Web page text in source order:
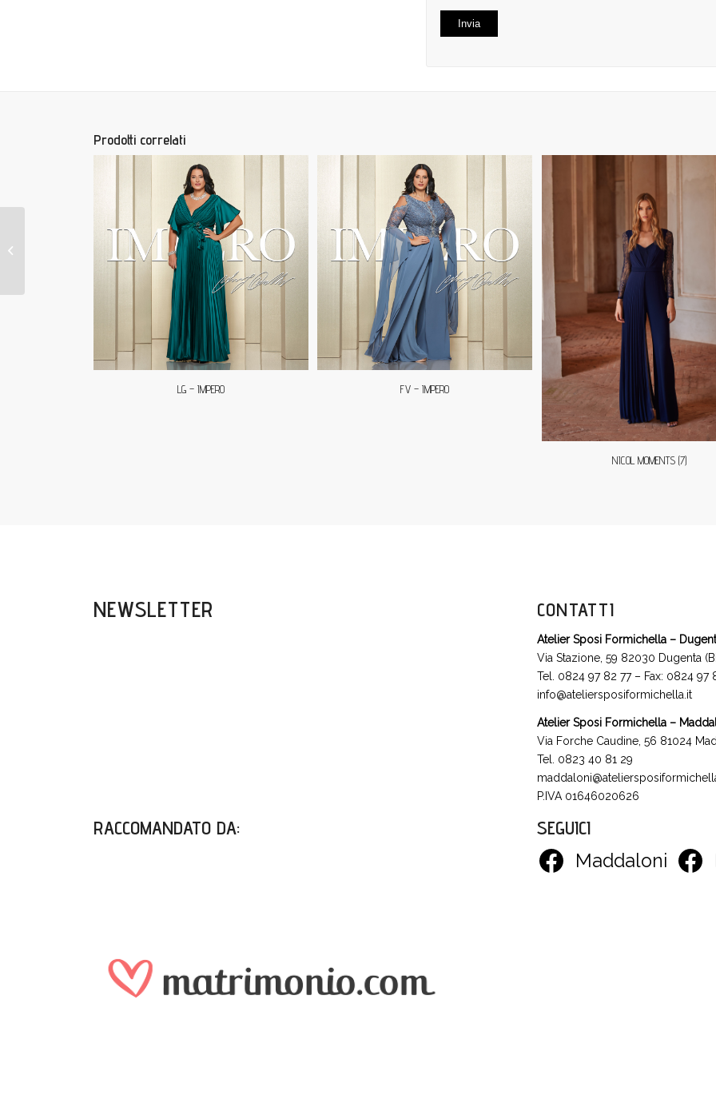
Prodotti correlati
LG – IMPERO FV – IMPERO
NICOL MOMENTS (7)
NEWSLETTER CONTATTI
Atelier Sposi Formichella –
Via Stazione, 59 82030 Dugenta
Tel. 0824 97 82 77 – Fax: 0824 97
info@ateliersposiformichella.it
Atelier Sposi Formichella –
Via Forche Caudine, 56 81024
Tel. 0823 40 81 29
P.IVA 01646020626
RACCOMANDATO DA: SEGUICI
Maddaloni